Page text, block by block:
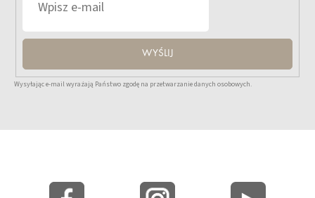
WYŚLIJ
Wysyłając e-mail wyrażają Państwo zgodę na przetwarzanie danych osobowych.